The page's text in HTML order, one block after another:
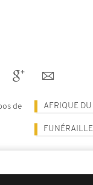
de AFRIQUE